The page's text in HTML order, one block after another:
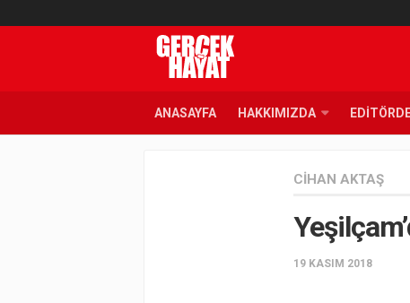
ANASAYFA HAKKIMIZDA
CIHAN AKTAŞ
19 KASIM 2018